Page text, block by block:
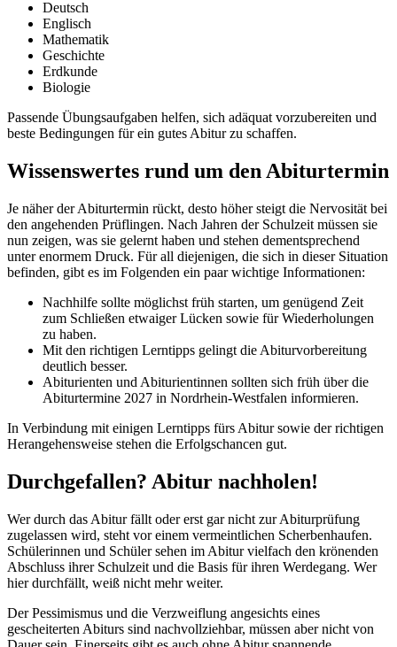
Deutsch
Englisch
Mathematik
Geschichte
Erdkunde
Biologie
Passende Übungsaufgaben helfen, sich adäquat vorzubereiten und
beste Bedingungen für ein gutes Abitur zu schaffen.
Wissenswertes rund um den Abiturtermin
Je näher der Abiturtermin rückt, desto höher steigt die Nervosität bei
den angehenden Prüflingen. Nach Jahren der Schulzeit müssen sie
nun zeigen, was sie gelernt haben und stehen dementsprechend
unter enormem Druck. Für all diejenigen, die sich in dieser Situation
befinden, gibt es im Folgenden ein paar wichtige Informationen:
Nachhilfe sollte möglichst früh starten, um genügend Zeit
zum Schließen etwaiger Lücken sowie für Wiederholungen
zu haben.
Mit den richtigen Lerntipps gelingt die Abiturvorbereitung
deutlich besser.
Abiturienten und Abiturientinnen sollten sich früh über die
Abiturtermine 2027 in Nordrhein-Westfalen informieren.
In Verbindung mit einigen Lerntipps fürs Abitur sowie der richtigen
Herangehensweise stehen die Erfolgschancen gut.
Durchgefallen? Abitur nachholen!
Wer durch das Abitur fällt oder erst gar nicht zur Abiturprüfung
zugelassen wird, steht vor einem vermeintlichen Scherbenhaufen.
Schülerinnen und Schüler sehen im Abitur vielfach den krönenden
Abschluss ihrer Schulzeit und die Basis für ihren Werdegang. Wer
hier durchfällt, weiß nicht mehr weiter.
Der Pessimismus und die Verzweiflung angesichts eines
gescheiterten Abiturs sind nachvollziehbar, müssen aber nicht von